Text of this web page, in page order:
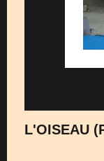
L'OISEAU